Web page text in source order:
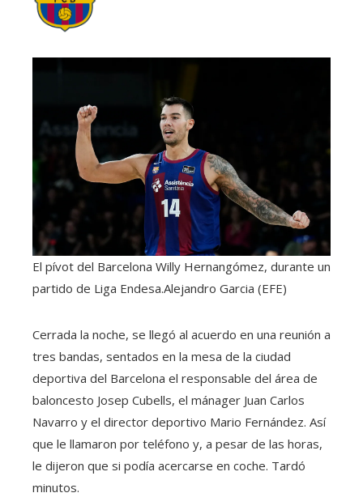
El pívot del Barcelona Willy Hernangómez, durante un
partido de Liga Endesa.Alejandro Garcia (EFE)
Cerrada la noche, se llegó al acuerdo en una reunión a
tres bandas, sentados en la mesa de la ciudad
deportiva del Barcelona el responsable del área de
baloncesto Josep Cubells, el mánager Juan Carlos
Navarro y el director deportivo Mario Fernández. Así
que le llamaron por teléfono y, a pesar de las horas,
le dijeron que si podía acercarse en coche. Tardó
minutos.